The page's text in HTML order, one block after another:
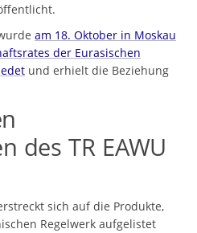
am 18. Oktober in Moskau
der Eurasischen
und erhielt die Beziehung
des TR EAWU
sich auf die Produkte,
Regelwerk aufgelistet